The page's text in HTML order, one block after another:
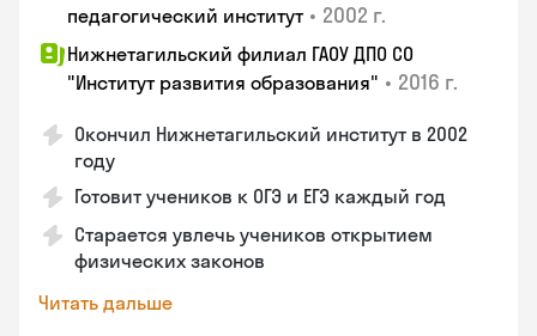
педагогический институт • 2002 г.
Нижнетагильский филиал ГАОУ ДПО СО
"Институт развития образования" • 2016 г.
Окончил Нижнетагильский институт в 2002
году
Готовит учеников к ОГЭ и ЕГЭ каждый год
Старается увлечь учеников открытием
физических законов
Читать дальше